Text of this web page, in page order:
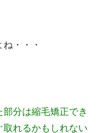
・・・
分は縮毛矯正でき
取れるかもしれない